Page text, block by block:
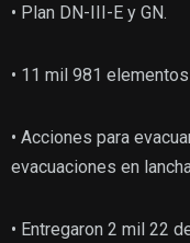
• Plan DN-III-E y GN.
• 11 mil 981
• Acciones para
evacuaciones en
• Entregaron 2 mil 22